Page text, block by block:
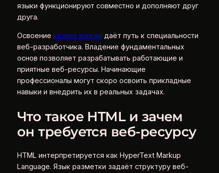
языки функционируют совместно и дополняют друг
друга.
Освоение казино вулкан даёт путь к специальности
веб-разработчика. Владение фундаментальных
основ позволяет разрабатывать работающие и
приятные веб-ресурсы. Начинающие
профессионалы могут скоро освоить прикладные
навыки и внедрить их в реальных задачах.
Что такое HTML и зачем
он требуется веб-ресурсу
HTML интерпретируется как HyperText Markup
Language. Язык разметки задаёт структуру веб-